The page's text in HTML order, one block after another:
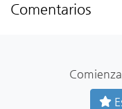
Comentarios